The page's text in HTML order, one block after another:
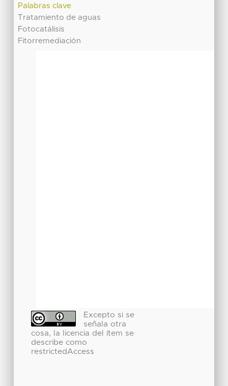
Palabras clave
Tratamiento de aguas
Fotocatálisis
Fitorremediación
Excepto si se
señala otra
cosa, la licencia del ítem se
describe como
restrictedAccess